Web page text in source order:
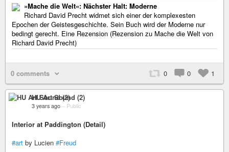
»Mache die Welt«: Nächster Halt: Moderne
Richard David Precht widmet sich einer der komplexesten
Epochen der Geistesgeschichte. Sein Buch wird der Moderne nur
bedingt gerecht. Eine Rezension (Rezension zu Mache die Welt von
Richard David Precht)
0 comments 0 0 1
HU Art Sound (2)
3 years ago – Public
Interior at Paddington (Detail)
#art by Lucien #Freud